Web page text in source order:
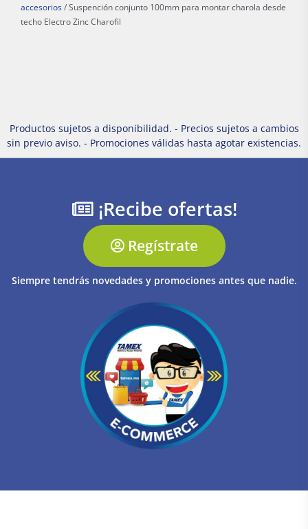
accesorios / Suspención conjunto 100mm para montar charola desde
techo Electro Zinc Charofil
Productos sujetos a disponibilidad. - Precios sujetos a cambios
sin previo aviso. - Promociones válidas hasta agotar existencias.
¡Recibe ofertas!
Regístrate
Siempre tendrás novedades y promociones antes que nadie.